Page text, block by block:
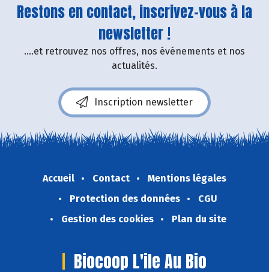
Restons en contact, inscrivez-vous à la
newsletter !
....et retrouvez nos offres, nos événements et nos
actualités.
Inscription newsletter
Accueil Contact
Mentions légales
Protection des données
CGU
Gestion des cookies
Plan du site
Biocoop L'ile Au Bio